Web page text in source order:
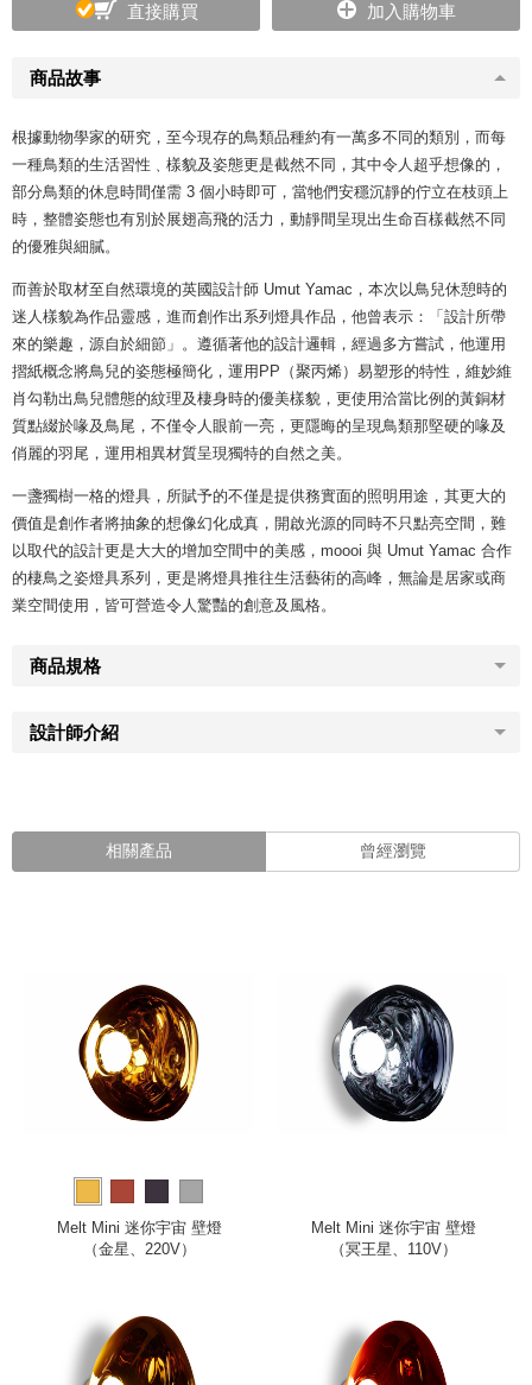
商品故事
根據動物學家的研究，至今現存的鳥類品種約有一萬多不同的類別，而每
一種鳥類的生活習性﹑樣貌及姿態更是截然不同，其中令人超乎想像的，
部分鳥類的休息時間僅需 3 個小時即可，當牠們安穩沉靜的佇立在枝頭上
時，整體姿態也有別於展翅高飛的活力，動靜間呈現出生命百樣截然不同
的優雅與細膩。
而善於取材至自然環境的英國設計師 Umut Yamac，本次以鳥兒休憩時的
迷人樣貌為作品靈感，進而創作出系列燈具作品，他曾表示：「設計所帶
來的樂趣，源自於細節」。遵循著他的設計邏輯，經過多方嘗試，他運用
摺紙概念將鳥兒的姿態極簡化，運用PP（聚丙烯）易塑形的特性，維妙維
肖勾勒出鳥兒體態的紋理及棲身時的優美樣貌，更使用洽當比例的黃銅材
質點綴於喙及鳥尾，不僅令人眼前一亮，更隱晦的呈現鳥類那堅硬的喙及
俏麗的羽尾，運用相異材質呈現獨特的自然之美。
一盞獨樹一格的燈具，所賦予的不僅是提供務實面的照明用途，其更大的
價值是創作者將抽象的想像幻化成真，開啟光源的同時不只點亮空間，難
以取代的設計更是大大的增加空間中的美感，moooi 與 Umut Yamac 合作
的棲鳥之姿燈具系列，更是將燈具推往生活藝術的高峰，無論是居家或商
業空間使用，皆可營造令人驚豔的創意及風格。
商品規格
設計師介紹
直接購買 加入購物車
相關產品 曾經瀏覽
Melt Mini 迷你宇宙 壁燈
（金星、220V）
Melt Mini 迷你宇宙 壁燈
（冥王星、110V）